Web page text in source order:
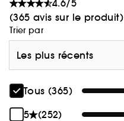
4.6/5
(365 avis sur le produit)
Trier par
Les plus récents
Tous (365)
5
(252)